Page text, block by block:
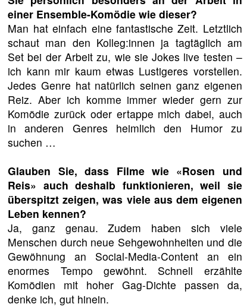
einer Ensemble-Komödie wie dieser?
Man hat einfach eine fantastische Zeit. Letztlich
schaut man den Kolleg:innen ja tagtäglich am
Set bei der Arbeit zu, wie sie Jokes live testen –
ich kann mir kaum etwas Lustigeres vorstellen.
Jedes Genre hat natürlich seinen ganz eigenen
Reiz. Aber ich komme immer wieder gern zur
Komödie zurück oder ertappe mich dabei, auch
in anderen Genres heimlich den Humor zu
suchen …
Glauben Sie, dass Filme wie «Rosen und
Reis» auch deshalb funktionieren, weil sie
überspitzt zeigen, was viele aus dem eigenen
Leben kennen?
Ja, ganz genau. Zudem haben sich viele
Menschen durch neue Sehgewohnheiten und die
Gewöhnung an Social-Media-Content an ein
enormes Tempo gewöhnt. Schnell erzählte
Komödien mit hoher Gag-Dichte passen da,
denke ich, gut hinein.